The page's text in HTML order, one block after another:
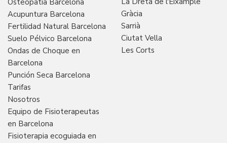
Acupuntura Barcelona
Fertilidad Natural Barcelona
Suelo Pélvico Barcelona
Ondas de Choque en
Barcelona
Punción Seca Barcelona
Tarifas
Nosotros
Equipo de Fisioterapeutas
en Barcelona
Fisioterapia ecoguiada en
Gràcia
Sarrià
Ciutat Vella
Les Corts